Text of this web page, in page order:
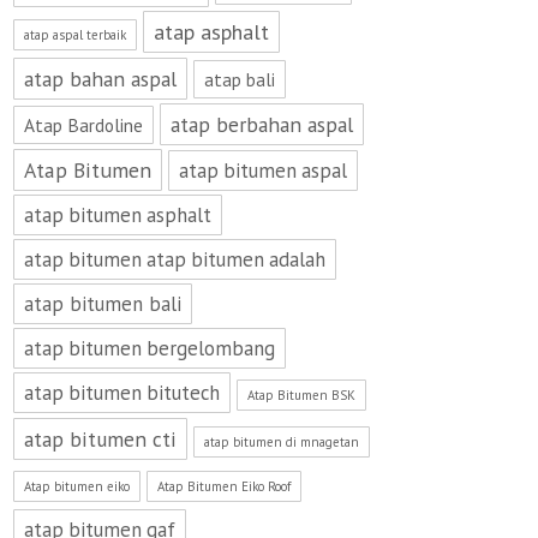
atap aspal terbaik
atap asphalt
atap bahan aspal
atap bali
Atap Bardoline
atap berbahan aspal
Atap Bitumen
atap bitumen aspal
atap bitumen asphalt
atap bitumen atap bitumen adalah
atap bitumen bali
atap bitumen bergelombang
atap bitumen bitutech
Atap Bitumen BSK
atap bitumen cti atap bitumen di mnagetan
Atap bitumen eiko Atap Bitumen Eiko Roof
atap bitumen gaf